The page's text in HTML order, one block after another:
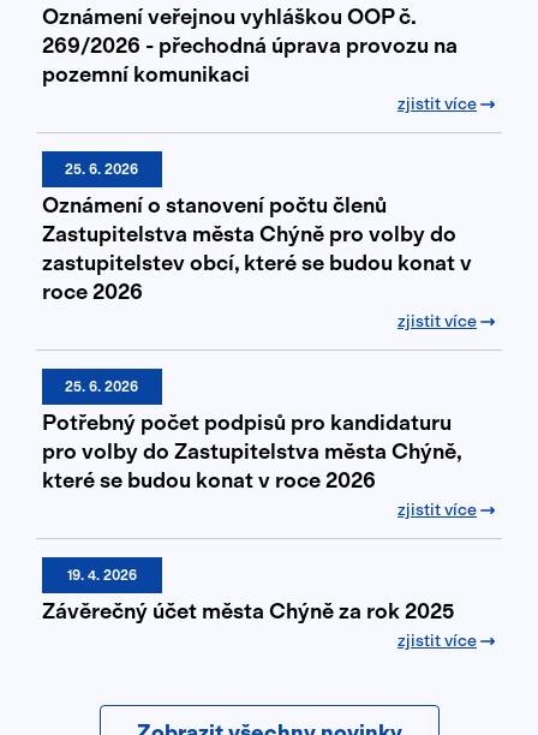
Oznámení veřejnou vyhláškou OOP č.
269/2026 - přechodná úprava provozu na
pozemní komunikaci
zjistit více
25. 6. 2026
Oznámení o stanovení počtu členů
Zastupitelstva města Chýně pro volby do
zastupitelstev obcí, které se budou konat v
roce 2026
zjistit více
25. 6. 2026
Potřebný počet podpisů pro kandidaturu
pro volby do Zastupitelstva města Chýně,
které se budou konat v roce 2026
zjistit více
19. 4. 2026
Závěrečný účet města Chýně za rok 2025
zjistit více